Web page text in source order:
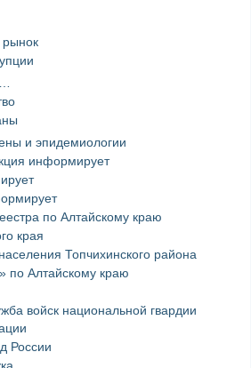
рынок
и эпидемиологии
информирует
по Алтайскому краю
края
Топчихинского района
по Алтайскому краю
войск национальной гвардии
России